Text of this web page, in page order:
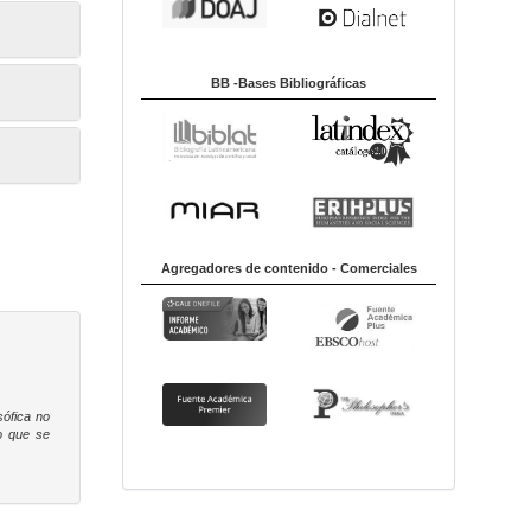
no
que se
BB -Bases Bibliográficas
Agregadores de contenido - Comerciales